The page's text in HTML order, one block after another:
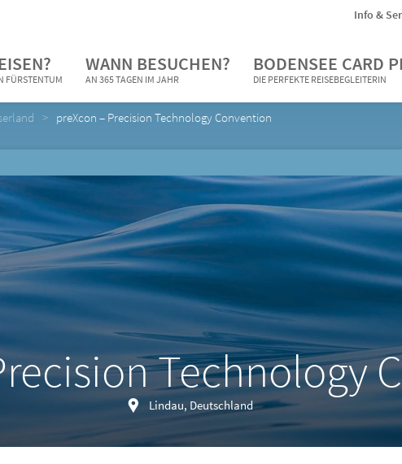
Info &
FÜRSTENTUM
WANN BESUCHEN?
AN 365 TAGEN IM JAHR
BODENSEE CARD
DIE PERFEKTE REISEBEGLEITERIN
preXcon – Precision Technology Convention
Technology
Lindau, Deutschland